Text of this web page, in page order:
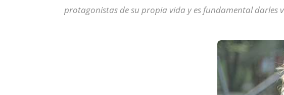
protagonistas de su propia vida y es fundamental darles